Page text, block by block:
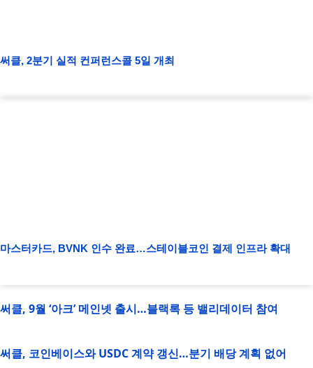
써클, 2분기 실적 컨퍼런스콜 5일 개최
마스터카드, BVNK 인수 완료…스테이블코인 결제 인프라 확대
써클, 9월 ‘아크’ 메인넷 출시…블랙록 등 밸리데이터 참여
써클, 코인베이스와 USDC 계약 갱신…분기 배당 계획 없어